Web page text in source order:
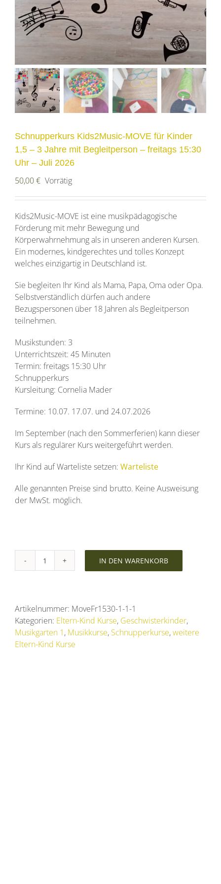
Schnupperkurs Kids2Music-MOVE für Kinder
1,5 – 3 Jahre mit Begleitperson – freitags 15:30
Uhr – Juli 2026
50,00€ Vorrätig
Kids2Music-MOVE ist eine musikpädagogische
Förderung mit mehr Bewegung und
Körperwahrnehmung als in unseren anderen Kursen.
Ein modernes, kindgerechtes und tolles Konzept
welches einzigartig in Deutschland ist.
Sie begleiten Ihr Kind als Mama, Papa, Oma oder Opa.
Selbstverständlich dürfen auch andere
Bezugspersonen über 18 Jahren als Begleitperson
teilnehmen.
Musikstunden: 3
Unterrichtszeit: 45 Minuten
Termin: freitags 15:30 Uhr
Schnupperkurs
Kursleitung: Cornelia Mader
Termine: 10.07. 17.07. und 24.07.2026
Im September (nach den Sommerferien) kann dieser
Kurs als regulärer Kurs weitergeführt werden.
Ihr Kind auf Warteliste setzen: Warteliste
Alle genannten Preise sind brutto. Keine Ausweisung
der MwSt. möglich.
Schnupperkurs
Kinder
1,5
-
3
IN DEN WARENKORB
Artikelnummer: MoveFr1530-1-1-1
Kategorien: Eltern-Kind Kurse, Geschwisterkinder,
Musikgarten 1, Musikkurse, Schnupperkurse,weitere
Eltern-Kind Kurse